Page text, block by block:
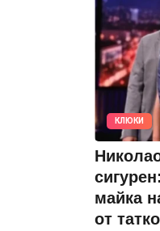
КЛЮКИ
майка
от